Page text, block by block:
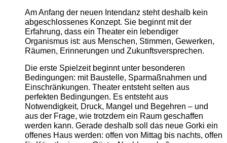
Am Anfang der neuen Intendanz steht deshalb kein
abgeschlossenes Konzept. Sie beginnt mit der
Erfahrung, dass ein Theater ein lebendiger
Organismus ist: aus Menschen, Stimmen, Gewerken,
Räumen, Erinnerungen und Zukunftsversprechen.
Die erste Spielzeit beginnt unter besonderen
Bedingungen: mit Baustelle, Sparmaßnahmen und
Einschränkungen. Theater entsteht selten aus
perfekten Bedingungen. Es entsteht aus
Notwendigkeit, Druck, Mangel und Begehren – und
aus der Frage, wie trotzdem ein Raum geschaffen
werden kann. Gerade deshalb soll das neue Gorki ein
offenes Haus werden: offen von Mittag bis nachts, offen